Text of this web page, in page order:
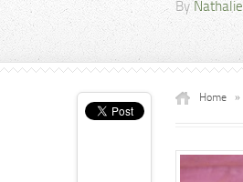
By Nathalie
Home »